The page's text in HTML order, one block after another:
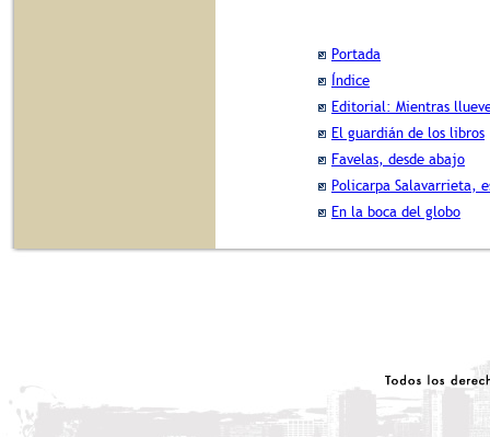
Portada
Índice
Editorial: Mientras
El guardián de los libros
Favelas, desde abajo
Policarpa Salavarrieta,
En la boca del globo